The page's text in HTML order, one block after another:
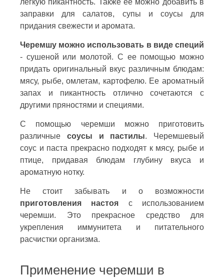
заправки для салатов, супы и соусы для
придания свежести и аромата.
Черемшу можно использовать в виде специй
- сушеной или молотой. С ее помощью можно
придать оригинальный вкус различным блюдам:
мясу, рыбе, омлетам, картофелю. Ее ароматный
запах и пикантность отлично сочетаются с
другими пряностями и специями.
С помощью черемши можно приготовить
различные соусы и пастилы. Черемшевый
соус и паста прекрасно подходят к мясу, рыбе и
птице, придавая блюдам глубину вкуса и
ароматную нотку.
Не стоит забывать и о возможности
приготовления настоя с использованием
черемши. Это прекрасное средство для
укрепления иммунитета и питательного
расчистки организма.
Применение черемши в